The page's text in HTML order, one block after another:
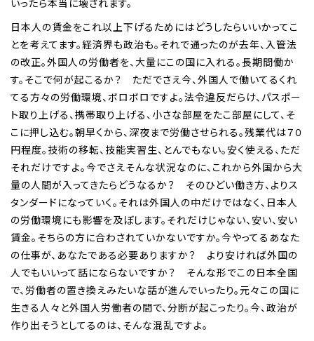
日本人の賃金をこれ以上下げるためにはどうしたらいいかってこ
とを考えてます。経済界も政治も。それで通ったのが去年、入管法
の改正。外国人の労働者を、大量にこの国に入れる。長期間働か
す。そこで何が起こるか？ ただでさえ今、外国人で働いてるくれ
てる方々の労働環境、ボロボロですよ。法令違反だらけ、パスポー
ト取り上げる、携帯取り上げる、小さな部屋をたこ部屋にして、そ
こに押し込む。朝早くから、深夜まで労働させられる。残業代は７０
円程度。技術の移転、技能実習生、とんでもない。安く使える、ただ
それだけですよ。今でさえそんな状況なのに、これから外国から大
量の人間が入ってきたらどうなるか？ そのひどい働き方、よりス
タンダードになっていく。それは外国人の中だけではなく、日本人
の労働環境にも影響を及ぼします。それだけじゃない、安い、安い
賃金。そちらの方に合わされていかないですか。今やってるあなた
の仕事が、あなたである必要ありますか？ より安ければ外国の
人でもいいって話にならないですか？ そんな形でこの日本全国
で、労働者の置き換えみたいな話が進んでいったり。元々この国に
生きる人々と外国人労働者の間で、分断が起こったり。今、政治が
作り出そうとしてるのは、そんな混乱ですよ。